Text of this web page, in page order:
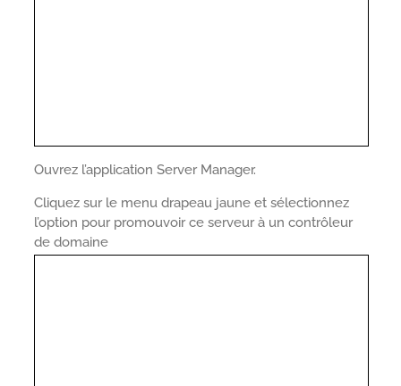
Ouvrez l’application Server Manager.
Cliquez sur le menu drapeau jaune et sélectionnez
l’option pour promouvoir ce serveur à un contrôleur
de domaine